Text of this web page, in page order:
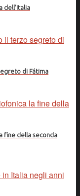
dell'Italia
di Fátima
fine della seconda